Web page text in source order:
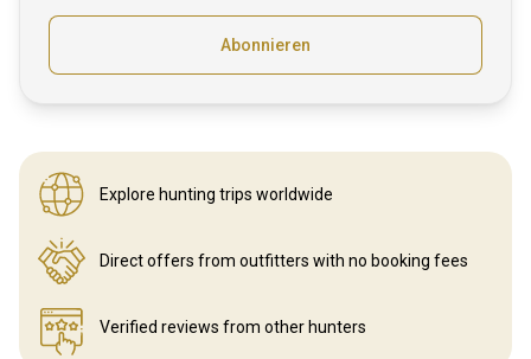
Abonnieren
Explore hunting trips worldwide
Direct offers from outfitters with no booking fees
Verified reviews from other hunters